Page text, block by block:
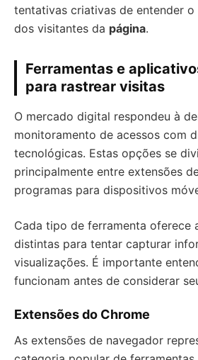
tentativas criativas de entender
dos visitantes da página.
Ferramentas e
para rastrear visitas
O mercado digital respondeu à
monitoramento de acessos com
tecnológicas. Estas opções se
principalmente entre extensões
programas para dispositivos
Cada tipo de ferramenta oferece
distintas para tentar capturar
visualizações. É importante
funcionam antes de considerar
Extensões do Chrome
As extensões de navegador